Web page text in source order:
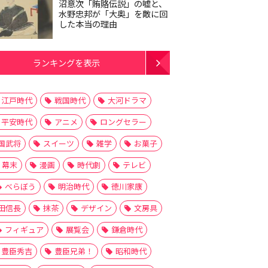
沼意次「賄賂伝説」の嘘と、
水野忠邦が「大奥」を敵に回
した本当の理由
ランキングを表示
江戸時代 戦国時代
大河ドラマ
平安時代
アニメ
ロングセラー
武将
スイーツ 雑学
お菓子
幕末
漫画 時代劇
テレビ
べらぼう
明治時代
徳川家康
信長
抹茶 デザイン
文房具
フィギュア
展覧会
鎌倉時代
豊臣秀吉
豊臣兄弟！
昭和時代